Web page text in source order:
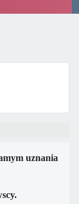
uznania